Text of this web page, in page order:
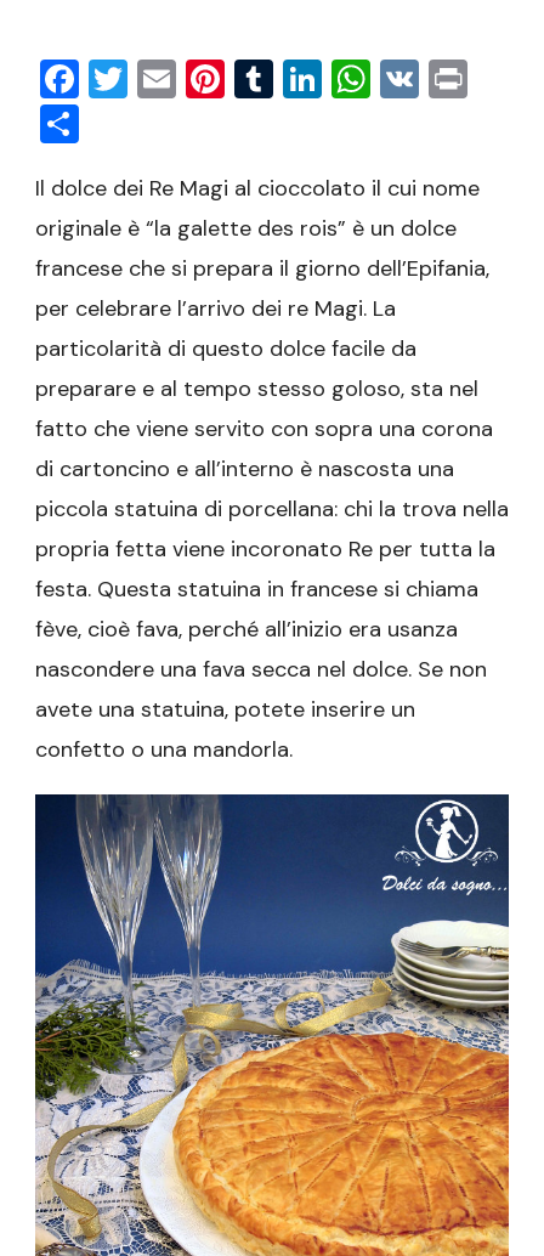
Facebook
Twitter
EmailPinterest
Tumblr
LinkedIn
VK
Il dolce dei Re Magi al cioccolato il cui nome
originale è “la galette des rois” è un dolce
francese che si prepara il giorno dell’Epifania,
per celebrare l’arrivo dei re Magi. La
particolarità di questo dolce facile da
preparare e al tempo stesso goloso, sta nel
fatto che viene servito con sopra una corona
di cartoncino e all’interno è nascosta una
piccola statuina di porcellana: chi la trova nella
propria fetta viene incoronato Re per tutta la
festa. Questa statuina in francese si chiama
fève, cioè fava, perché all’inizio era usanza
nascondere una fava secca nel dolce. Se non
avete una statuina, potete inserire un
confetto o una mandorla.